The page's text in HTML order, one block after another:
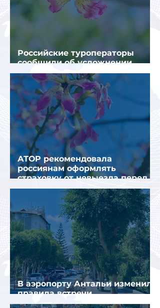
Российские туроператоры
сообщили об усложнении
получения виз в Грецию
АТОР рекомендовала
россиянам оформлять
страховку от невыезда перед
поездкой в Грецию
В аэропорту Антальи изменили
правила встречи
организованных туристов